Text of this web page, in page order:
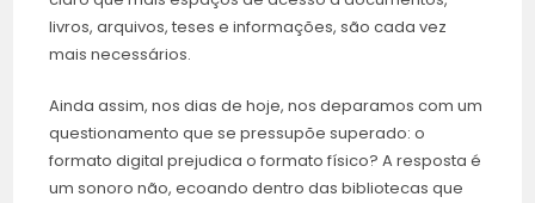
livros, arquivos, teses e informações, são cada vez
mais necessários.
Ainda assim, nos dias de hoje, nos deparamos com um
questionamento que se pressupõe superado: o
formato digital prejudica o formato físico? A resposta é
um sonoro não, ecoando dentro das bibliotecas que